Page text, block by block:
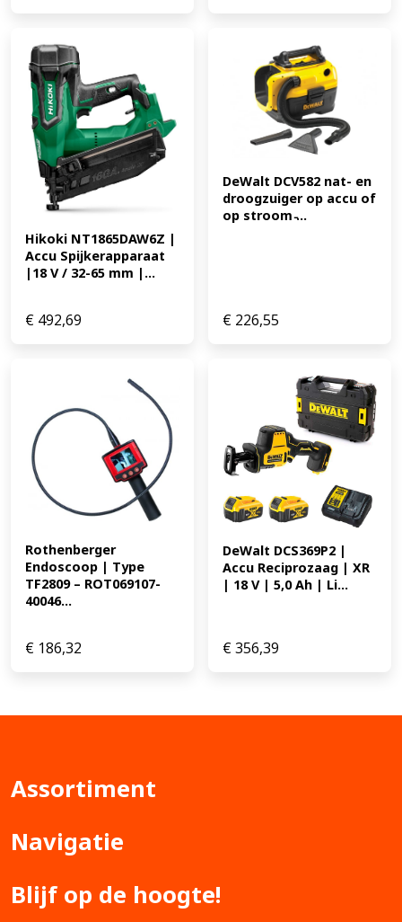
Hikoki NT1865DAW6Z |
Accu Spijkerapparaat
|18 V / 32-65 mm |...
€ 492,69
DeWalt DCV582 nat- en
droogzuiger op accu of
op stroom ̵...
€ 226,55
Rothenberger
Endoscoop | Type
TF2809 – ROT069107-
40046...
€ 186,32
DeWalt DCS369P2 |
Accu Reciprozaag | XR
| 18 V | 5,0 Ah | Li...
€356,39
Assortiment
Navigatie
Blijf op de hoogte!